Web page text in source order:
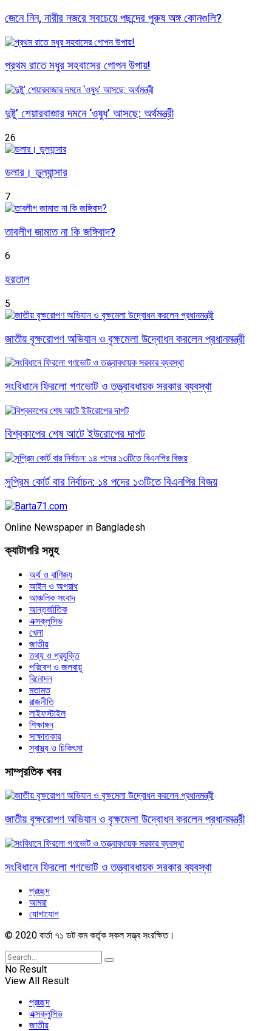
জেনে নিন, নারীর নজরে সবচেয়ে পছন্দের পুরুষ অঙ্গ কোনগুলি?
প্রথম রাতে মধুর সহবাসের গোপন উপায়!
দুষ্টু’ শেয়ারবাজার দমনে ‘ওষুধ’ আসছে: অর্থমন্ত্রী
26
ডলার। ডুল্যান্সার
7
তাবলীগ জামাত না কি জঙ্গিবাদ?
6
হরতাল
5
জাতীয় বৃক্ষরোপণ অভিযান ও বৃক্ষমেলা উদ্বোধন করলেন প্রধানমন্ত্রী
সংবিধানে ফিরলো গণভোট ও তত্ত্বাবধায়ক সরকার ব্যবস্থা
বিশ্বকাপের শেষ আটে ইউরোপের দাপট
সুপ্রিম কোর্ট বার নির্বাচন: ১৪ পদের ১৩টিতে বিএনপির বিজয়
Online Newspaper in Bangladesh
ক্যাটাগরি সমুহ
অর্থ ও বাণিজ্য
আইন ও অপরাধ
আঞ্চলিক সংবাদ
আন্তর্জাতিক
এক্সক্লুসিভ
খেলা
জাতীয়
তথ্য ও প্রযুক্তি
পরিবেশ ও জলবায়ু
বিনোদন
মতামত
রাজনীতি
লাইফস্টাইল
শিক্ষাঙ্গন
সাক্ষাতকার
স্বাস্থ্য ও চিকিৎসা
সাম্প্রতিক খবর
জাতীয় বৃক্ষরোপণ অভিযান ও বৃক্ষমেলা উদ্বোধন করলেন প্রধানমন্ত্রী
সংবিধানে ফিরলো গণভোট ও তত্ত্বাবধায়ক সরকার ব্যবস্থা
প্রচ্ছদ
আমরা
যোগাযোগ
© 2020 বার্তা ৭১ ডট কম কর্তৃক সকল সত্ত্ব সংরক্ষিত।
No Result
View All Result
প্রচ্ছদ
এক্সক্লুসিভ
জাতীয়